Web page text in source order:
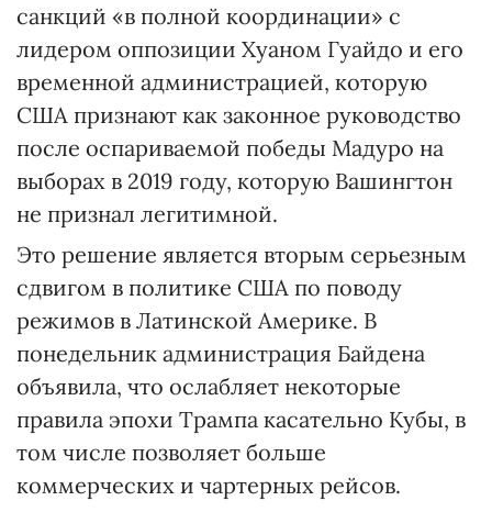
санкций «в полной координации» с
лидером оппозиции Хуаном Гуайдо и его
временной администрацией, которую
США признают как законное руководство
после оспариваемой победы Мадуро на
выборах в 2019 году, которую Вашингтон
не признал легитимной.
Это решение является вторым серьезным
сдвигом в политике США по поводу
режимов в Латинской Америке. В
понедельник администрация Байдена
объявила, что ослабляет некоторые
правила эпохи Трампа касательно Кубы, в
том числе позволяет больше
коммерческих и чартерных рейсов.